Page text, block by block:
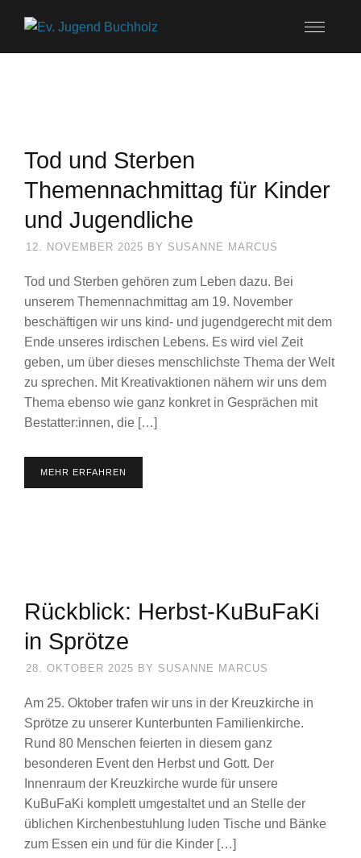
Tod und Sterben
Themennachmittag für Kinder
und Jugendliche
12. NOVEMBER 2025 BY SUSANNE MARCUS
Tod und Sterben gehören zum Leben dazu. Bei
unserem Themennachmittag am 19. November
beschäftigen wir uns kind- und jugendgerecht mit dem
Ende unseres irdischen Lebens. Es wird viel Zeit
geben, um über dieses menschlichste Thema der Welt
zu sprechen. Mit Kreativaktionen nähern wir uns dem
Thema ebenso wie ganz konkret in Gesprächen mit
Bestatter:innen, die […]
MEHR ERFAHREN
Rückblick: Herbst-KuBuFaKi
in Sprötze
28. OKTOBER 2025 BY SUSANNE MARCUS
Am 25. Oktober trafen wir uns in der Kreuzkirche in
Sprötze zu unserer Kunterbunten Familienkirche.
Rund 80 Menschen feierten in diesem ganz
besonderen Event den Herbst und Gott. Der
Innenraum der Kreuzkirche wurde für unsere
KuBuFaKi komplett umgestaltet und an Stelle der
üblichen Kirchenbestuhlung luden Tische und Bänke
zum Essen ein und für die Kinder […]